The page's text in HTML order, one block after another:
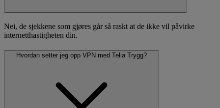
Nei, de sjekkene som gjøres går så raskt at de ikke vil påvirke
internetthastigheten din.
Hvordan setter jeg opp VPN med Telia Trygg?